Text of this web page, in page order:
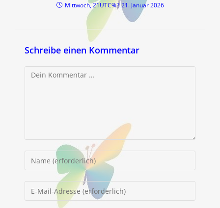
Mittwoch, 21UTC%3 21. Januar 2026
Schreibe einen Kommentar
Kommentar
deinen
Namen
oder
Benutzernamen
deine